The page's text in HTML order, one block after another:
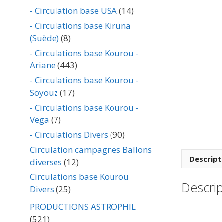
- Circulation base USA(14)
- Circulations base Kiruna
(Suède)(8)
- Circulations base Kourou -
Ariane(443)
- Circulations base Kourou -
Soyouz (17)
- Circulations base Kourou -
Vega (7)
- Circulations Divers (90)
Circulation campagnes Ballons
diverses (12)
Circulations base Kourou
Divers (25)
PRODUCTIONS ASTROPHIL
(521)